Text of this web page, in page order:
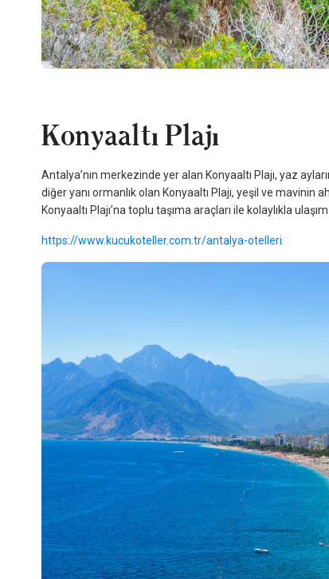
Konyaaltı Plajı
Antalya’nın merkezinde yer alan Konyaaltı Plajı, yaz
diğer yanı ormanlık olan Konyaaltı Plajı, yeşil ve
Konyaaltı Plajı’na toplu taşıma araçları ile kolaylıkla
https://www.kucukoteller.com.tr/antalya-otelleri